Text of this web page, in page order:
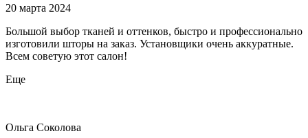
20 марта 2024
Большой выбор тканей и оттенков, быстро и профессионально
изготовили шторы на заказ. Установщики очень аккуратные.
Всем советую этот салон!
Еще
Ольга Соколова